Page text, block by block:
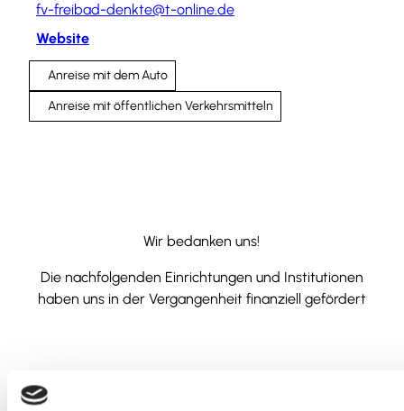
fv-freibad-denkte@t-online.de
Website
Anreise mit dem Auto
Anreise mit öffentlichen Verkehrsmitteln
Wir bedanken uns!
Die nachfolgenden Einrichtungen und Institutionen
haben uns in der Vergangenheit finanziell gefördert